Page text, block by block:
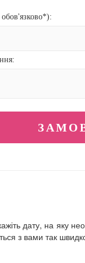
дату, на яку
з вами так